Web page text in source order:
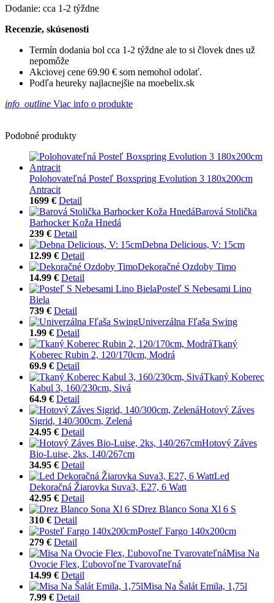
Dodanie: cca 1-2 týždne
Recenzie, skúsenosti
Termín dodania bol cca 1-2 týždne ale to si človek dnes už
nepomôže
Akciovej cene 69.90 € som nemohol odolať.
Podľa heureky najlacnejšie na moebelix.sk
info_outline Viac info o produkte
Podobné produkty
Polohovateľná Posteľ Boxspring Evolution 3 180x200cm
Antracit
1699 € Detail
Barová Stolička
Barhocker Koža Hnedá
239 € Detail
Debna Delicious, V: 15cm
12.99 € Detail
Dekoračné Ozdoby Timo
14.99 € Detail
Posteľ S Nebesami Lino
Biela
739 € Detail
Univerzálna Fľaša Swing
1.99 € Detail
Tkaný
Koberec Rubin 2, 120/170cm, Modrá
69.9 € Detail
Tkaný Koberec
Kabul 3, 160/230cm, Sivá
64.9 € Detail
Hotový Záves
Sigrid, 140/300cm, Zelená
24.95 € Detail
Hotový Záves
Bio-Luise, 2ks, 140/267cm
34.95 € Detail
Led
Dekoračná Žiarovka Suva3, E27, 6 Watt
42.95 € Detail
Drez Blanco Sona Xl 6 S
310 € Detail
Posteľ Fargo 140x200cm
279 € Detail
Misa Na
Ovocie Flex, Ľubovoľne Tvarovateľná
14.99 € Detail
Misa Na Šalát Emila, 1,75l
7.99 € Detail